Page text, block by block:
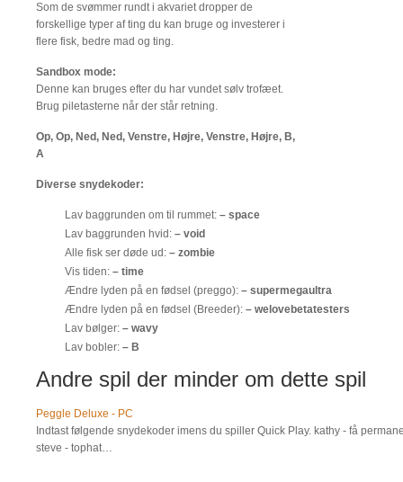
Som de svømmer rundt i akvariet dropper de
forskellige typer af ting du kan bruge og investerer i
flere fisk, bedre mad og ting.
Sandbox mode:
Denne kan bruges efter du har vundet sølv trofæet.
Brug piletasterne når der står retning.
Op, Op, Ned, Ned, Venstre, Højre, Venstre, Højre, B,
A
Diverse snydekoder:
Lav baggrunden om til rummet: – space
Lav baggrunden hvid: – void
Alle fisk ser døde ud: – zombie
Vis tiden: – time
Ændre lyden på en fødsel (preggo): – supermegaultra
Ændre lyden på en fødsel (Breeder): – welovebetatesters
Lav bølger: – wavy
Lav bobler: – B
Andre spil der minder om dette spil
Peggle Deluxe - PC
Indtast følgende snydekoder imens du spiller Quick Play. kathy - få
steve - tophat…